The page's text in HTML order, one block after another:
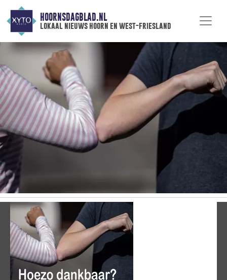
HOORNSDAGBLAD.NL
lokaal nieuws hoorn en west-friesland
Vorige